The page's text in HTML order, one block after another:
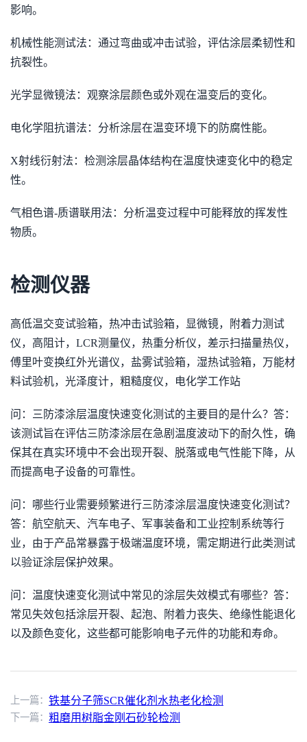
影响。
机械性能测试法：通过弯曲或冲击试验，评估涂层柔韧性和
抗裂性。
光学显微镜法：观察涂层颜色或外观在温变后的变化。
电化学阻抗谱法：分析涂层在温变环境下的防腐性能。
X射线衍射法：检测涂层晶体结构在温度快速变化中的稳定
性。
气相色谱-质谱联用法：分析温变过程中可能释放的挥发性
物质。
检测仪器
高低温交变试验箱，热冲击试验箱，显微镜，附着力测试
仪，高阻计，LCR测量仪，热重分析仪，差示扫描量热仪，
傅里叶变换红外光谱仪，盐雾试验箱，湿热试验箱，万能材
料试验机，光泽度计，粗糙度仪，电化学工作站
问：三防漆涂层温度快速变化测试的主要目的是什么？答：
该测试旨在评估三防漆涂层在急剧温度波动下的耐久性，确
保其在真实环境中不会出现开裂、脱落或电气性能下降，从
而提高电子设备的可靠性。
问：哪些行业需要频繁进行三防漆涂层温度快速变化测试？
答：航空航天、汽车电子、军事装备和工业控制系统等行
业，由于产品常暴露于极端温度环境，需定期进行此类测试
以验证涂层保护效果。
问：温度快速变化测试中常见的涂层失效模式有哪些？答：
常见失效包括涂层开裂、起泡、附着力丧失、绝缘性能退化
以及颜色变化，这些都可能影响电子元件的功能和寿命。
上一篇： 铁基分子筛SCR催化剂水热老化检测
下一篇： 粗磨用树脂金刚石砂轮检测